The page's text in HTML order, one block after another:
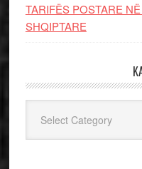
TARIFËS POSTARE
SHQIPTARE